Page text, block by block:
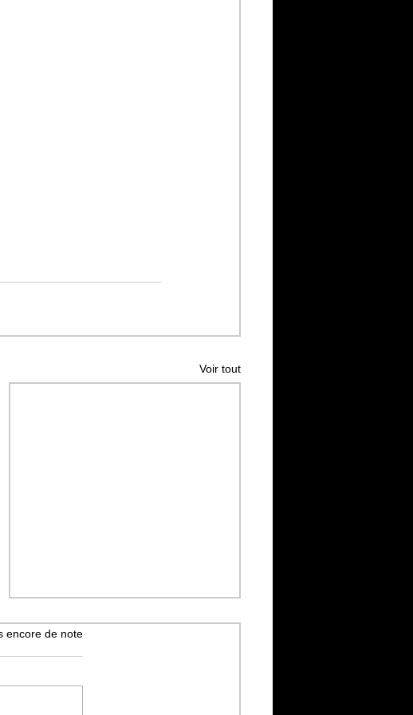
Voir tout
5.
encore de note